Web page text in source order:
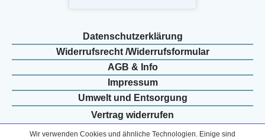
Daten­schutz­erklärung
Widerrufs­recht /Widerrufs­formular
AGB & Info
Impressum
Umwelt und Entsorgung
Vertrag widerrufen
Wir verwenden Cookies und ähnliche Technologien. Einige sind